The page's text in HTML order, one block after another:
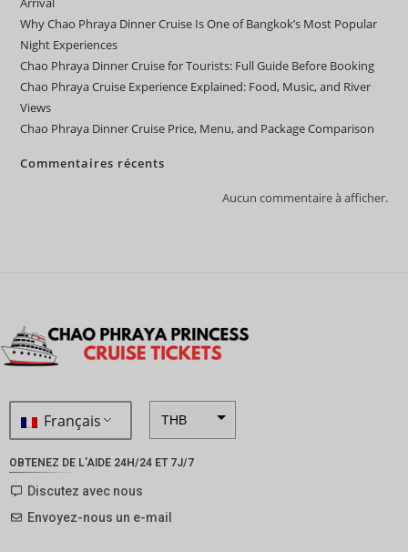
Why Chao Phraya Dinner Cruise Is One of Bangkok’s Most Popular
Night Experiences
Chao Phraya Dinner Cruise for Tourists: Full Guide Before Booking
Chao Phraya Cruise Experience Explained: Food, Music, and River
Views
Chao Phraya Dinner Cruise Price, Menu, and Package Comparison
Commentaires récents
Aucun commentaire à afficher.
Français THB
NZD
OBTENEZ DE L'AIDE 24H/24 ET 7J/7
Discutez avec nous
Envoyez-nous un e-mail